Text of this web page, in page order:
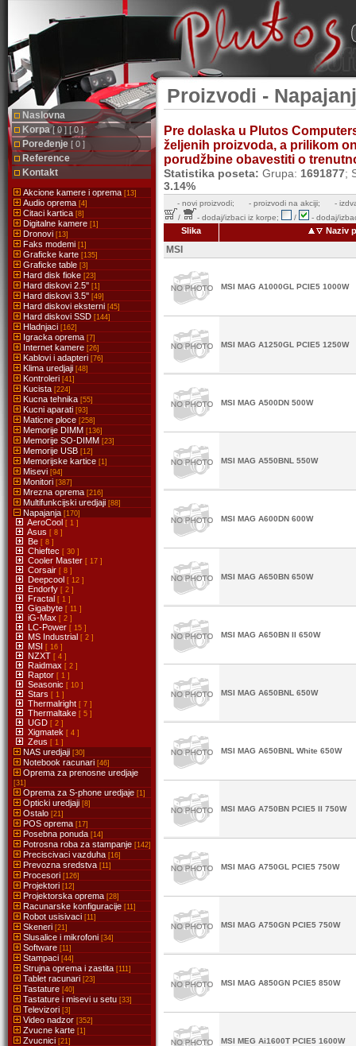
Naslovna
Korpa[ 0 ] [ 0 ]
Poređenje [ 0 ]
Reference
Kontakt
Akcione kamere i oprema [13]
Audio oprema [4]
Citaci kartica [8]
Digitalne kamere [1]
Dronovi [13]
Faks modemi [1]
Graficke karte [135]
Graficke table [3]
Hard disk fioke [23]
Hard diskovi 2.5'' [1]
Hard diskovi 3.5'' [49]
Hard diskovi eksterni [45]
Hard diskovi SSD [144]
Hladnjaci [162]
Igracka oprema [7]
Internet kamere [26]
Kablovi i adapteri [76]
Klima uredjaji [48]
Kontroleri [41]
Kucista [224]
Kucna tehnika [55]
Kucni aparati [93]
Maticne ploce [258]
Memorije DIMM [136]
Memorije SO-DIMM [23]
Memorije USB [12]
Memorijske kartice [1]
Misevi [94]
Monitori [387]
Mrezna oprema [216]
Multifunkcijski uredjaji [88]
Napajanja [170]
AeroCool [ 1 ]
Asus [ 8 ]
Be [ 8 ]
Chieftec [ 30 ]
Cooler Master [ 17 ]
Corsair [ 8 ]
Deepcool [ 12 ]
Endorfy [ 2 ]
Fractal [ 1 ]
Gigabyte [ 11 ]
iG-Max [ 2 ]
LC-Power [ 15 ]
MS Industrial [ 2 ]
MSI [ 16 ]
NZXT [ 4 ]
Raidmax [ 2 ]
Raptor [ 1 ]
Seasonic [ 10 ]
Stars [ 1 ]
Thermalright [ 7 ]
Thermaltake [ 5 ]
UGD [ 2 ]
Xigmatek [ 4 ]
Zeus [ 1 ]
NAS uredjaji [30]
Notebook racunari [46]
Oprema za prenosne uredjaje
[31]
Oprema za S-phone uredjaje [1]
Opticki uredjaji [8]
Ostalo [21]
POS oprema [17]
Posebna ponuda [14]
Potrosna roba za stampanje [142]
Preciscivaci vazduha [16]
Prevozna sredstva [11]
Procesori [126]
Projektori [12]
Projektorska oprema [28]
Racunarske konfiguracije [11]
Robot usisivaci [11]
Skeneri [21]
Slusalice i mikrofoni [34]
Software [11]
Stampaci [44]
Strujna oprema i zastita [111]
Tablet racunari [23]
Tastature [40]
Tastature i misevi u setu [33]
Televizori [3]
Video nadzor [352]
Zvucne karte [1]
Zvucnici [21]
Proizvodi -
Pre dolaska u Plutos
željenih proizvoda, a prilikom
porudžbine obavestiti o
Statistika poseta: Grupa: 1691877;
3.14%
- novi proizvodi; - proizvodi na akciji;
-
/
- dodaj/izbaci iz korpe; / - dodaj/
Slika Naziv
MSI
MSI MAG A1000GL PCIE5 1000W
MSI MAG A1250GL PCIE5 1250W
MSI MAG A500DN 500W
MSI MAG A550BNL 550W
MSI MAG A600DN 600W
MSI MAG A650BN 650W
MSI MAG A650BN II 650W
MSI MAG A650BNL 650W
MSI MAG A650BNL White 650W
MSI MAG A750BN PCIE5 II 750W
MSI MAG A750GL PCIE5 750W
MSI MAG A750GN PCIE5 750W
MSI MAG A850GN PCIE5 850W
MSI MEG Ai1600T PCIE5 1600W